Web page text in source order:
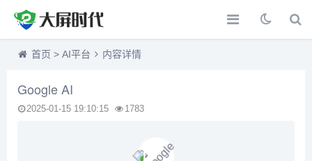
首页 > AI平台 内容详情
Google AI
2025-01-15 19:10:15 1783